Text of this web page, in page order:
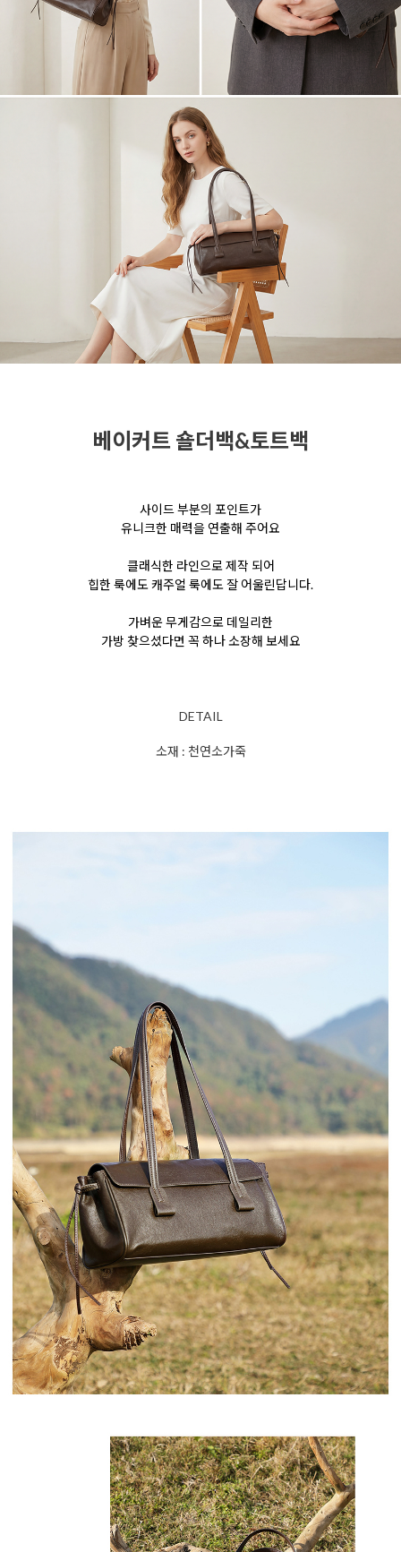
베이커트 숄더백&토트백
사이드 부분의 포인트가
유니크한 매력을 연출해 주어요
클래식한 라인으로 제작 되어
힙한 룩에도 캐주얼 룩에도 잘 어울린답니다.
가벼운 무게감으로 데일리한
가방 찾으셨다면 꼭 하나 소장해 보세요
DETAIL
소재 : 천연소가죽